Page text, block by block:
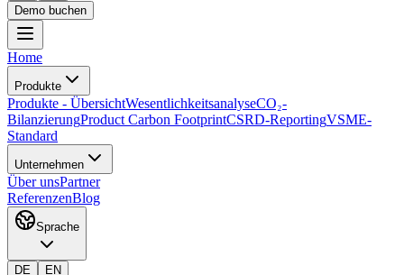
Demo buchen
Home
Produkte
Produkte - ÜbersichtWesentlichkeitsanalyseCO₂-
BilanzierungProduct Carbon FootprintCSRD-ReportingVSME-
Standard
Unternehmen
Über unsPartner
ReferenzenBlog
Sprache
DE
EN